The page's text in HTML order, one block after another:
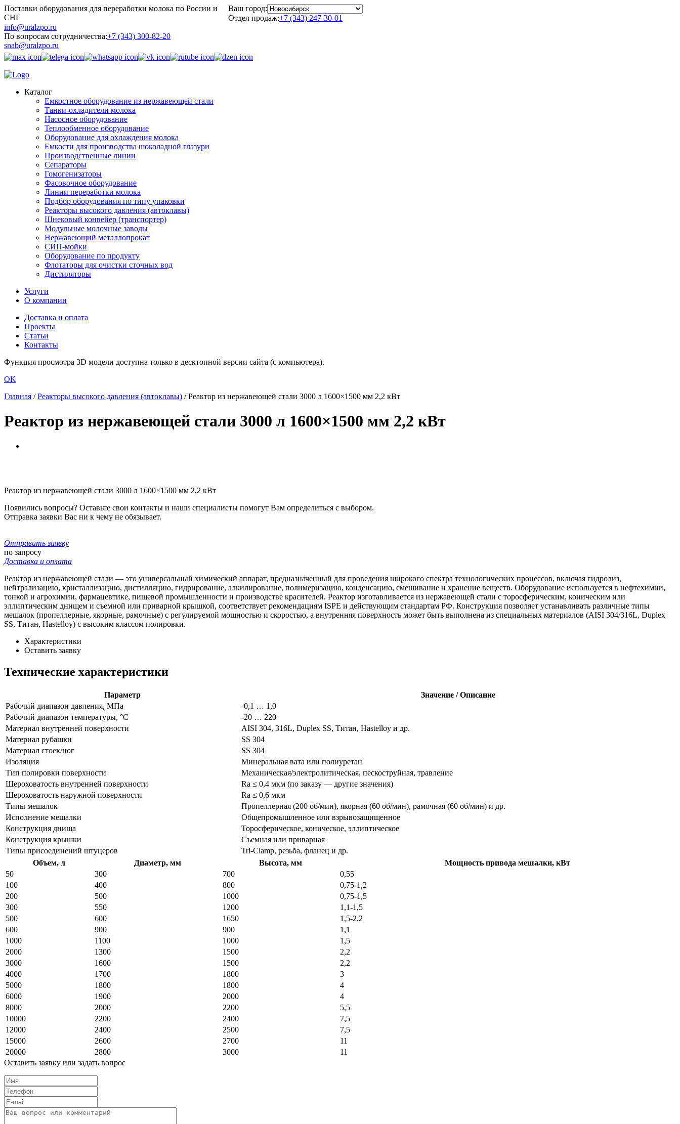
Поставки оборудования для переработки молока по России и
СНГ
Ваш город:
Отдел продаж:+7 (343) 247-30-01
info@uralzpo.ru
По вопросам сотрудничества:+7 (343) 300-82-20
snab@uralzpo.ru
Каталог
Емкостное оборудование из нержавеющей стали
Танки-охладители молока
Насосное оборудование
Теплообменное оборудование
Оборудование для охлаждения молока
Емкости для производства шоколадной глазури
Производственные линии
Сепараторы
Гомогенизаторы
Фасовочное оборудование
Линии переработки молока
Подбор оборудования по типу упаковки
Реакторы высокого давления (автоклавы)
Шнековый конвейер (транспортер)
Модульные молочные заводы
Нержавеющий металлопрокат
СИП-мойки
Оборудование по продукту
Флотаторы для очистки сточных вод
Дистиляторы
Услуги
О компании
Доставка и оплата
Проекты
Статьи
Контакты
Функция просмотра 3D модели доступна только в десктопной версии сайта (с компьютера).
OK
Главная /Реакторы высокого давления (автоклавы) /Реактор из нержавеющей стали 3000 л 1600×1500 мм 2,2 кВт
Реактор из нержавеющей стали 3000 л 1600×1500 мм 2,2 кВт
Реактор из нержавеющей стали 3000 л 1600×1500 мм 2,2 кВт
Появились вопросы? Оставьте свои контакты и наши специалисты помогут Вам определиться с выбором.
Отправка заявки Вас ни к чему не обязывает.
Отправить заявку
по запросу
Доставка и оплата
Реактор из нержавеющей стали — это универсальный химический аппарат, предназначенный для проведения широкого спектра технологических процессов, включая гидролиз,
нейтрализацию, кристаллизацию, дистилляцию, гидрирование, алкилирование, полимеризацию, конденсацию, смешивание и хранение веществ. Оборудование используется в нефтехимии,
тонкой и агрохимии, фармацевтике, пищевой промышленности и производстве красителей. Реактор изготавливается из нержавеющей стали с торосферическим, коническим или
эллиптическим днищем и съемной или приварной крышкой, соответствует рекомендациям ISPE и действующим стандартам РФ. Конструкция позволяет устанавливать различные типы
мешалок (пропеллерные, якорные, рамочные) с регулируемой мощностью и скоростью, а внутренняя поверхность может быть выполнена из специальных материалов (AISI 304/316L, Duplex
SS, Титан, Hastelloy) с высоким классом полировки.
Характеристики
Оставить заявку
Технические характеристики
Параметр
Значение / Описание
Рабочий диапазон давления, МПа
-0,1 … 1,0
Рабочий диапазон температуры, °C
-20 … 220
Материал внутренней поверхности
AISI 304, 316L, Duplex SS, Титан, Hastelloy и др.
Материал рубашки
SS 304
Материал стоек/ног
SS 304
Изоляция
Минеральная вата или полиуретан
Тип полировки поверхности
Механическая/электролитическая, пескоструйная, травление
Шероховатость внутренней поверхности
Ra ≤ 0,4 мкм (по заказу — другие значения)
Шероховатость наружной поверхности
Ra ≤ 0,6 мкм
Типы мешалок
Пропеллерная (200 об/мин), якорная (60 об/мин), рамочная (60 об/мин) и др.
Исполнение мешалки
Общепромышленное или взрывозащищенное
Конструкция днища
Торосферическое, коническое, эллиптическое
Конструкция крышки
Съемная или приварная
Типы присоединений штуцеров
Tri-Clamp, резьба, фланец и др.
Объем, л
Диаметр, мм Высота, мм
Мощность привода мешалки, кВт
50
300 700
0,55
100
400 800
0,75-1,2
200
500 1000
0,75-1,5
300
550 1200
1,1-1,5
500
600 1650
1,5-2,2
600
900 900
1,1
1000
1100 1000
1,5
2000
1300 1500
2,2
3000
1600 1500
2,2
4000
1700 1800
3
5000
1800 1800
4
6000
1900 2000
4
8000
2000 2200
5,5
10000
2200 2400
7,5
12000
2400 2500
7,5
15000
2600 2700
11
20000
2800 3000
11
Оставить заявку или задать вопрос